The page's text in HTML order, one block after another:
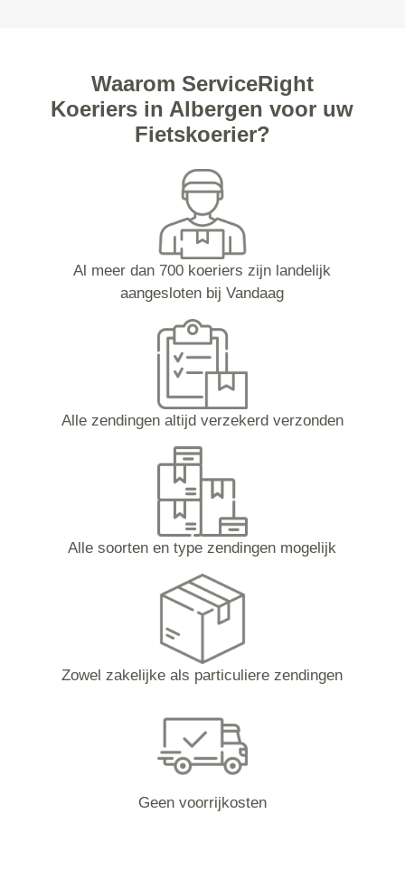
Waarom ServiceRight
Koeriers in Albergen voor uw
Fietskoerier?
Al meer dan 700 koeriers zijn landelijk
aangesloten bij Vandaag
Alle zendingen altijd verzekerd verzonden
Alle soorten en type zendingen mogelijk
Zowel zakelijke als particuliere zendingen
Geen voorrijkosten